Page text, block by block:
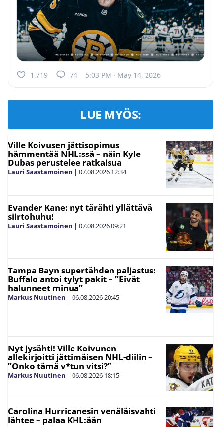
1,719 74 5:03 PM · May 14, 2026
LUE MYÖS:
Ville Koivusen jättisopimus
hämmentää NHL:ssä – näin Kyle
Dubas perustelee ratkaisua
Lauri Saastamoinen | 07.08.2026 12:34
Evander Kane: nyt tärähti yllättävä
siirtohuhu!
Lauri Saastamoinen | 07.08.202609:21
Tampa Bayn supertähden paljastus:
Buffalo antoi tylyt pakit – ”Eivät
halunneet minua”
Markus Nuutinen | 06.08.202620:45
Nyt jysähti! Ville Koivunen
allekirjoitti jättimäisen NHL-diilin –
”Onko tämä v*tun vitsi?”
Markus Nuutinen | 06.08.2026 18:15
Carolina Hurricanesin venäläisvahti
lähtee – palaa KHL:ään